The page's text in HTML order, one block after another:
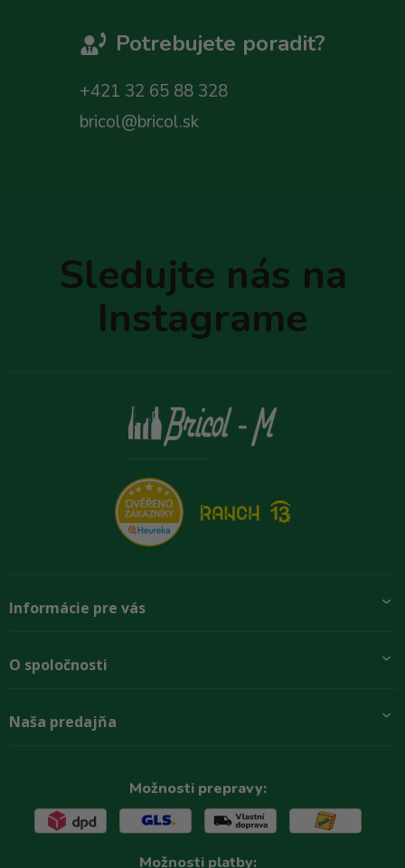
Potrebujete poradit?
+421 32 65 88 328
bricol@bricol.sk
Sledujte nás na
Instagrame
Informácie pre vás
Preprava a platba
Rady zákazníkom
O spoločnosti
O firme
Naša predajňa
Možnosti prepravy:
Možnosti platby: